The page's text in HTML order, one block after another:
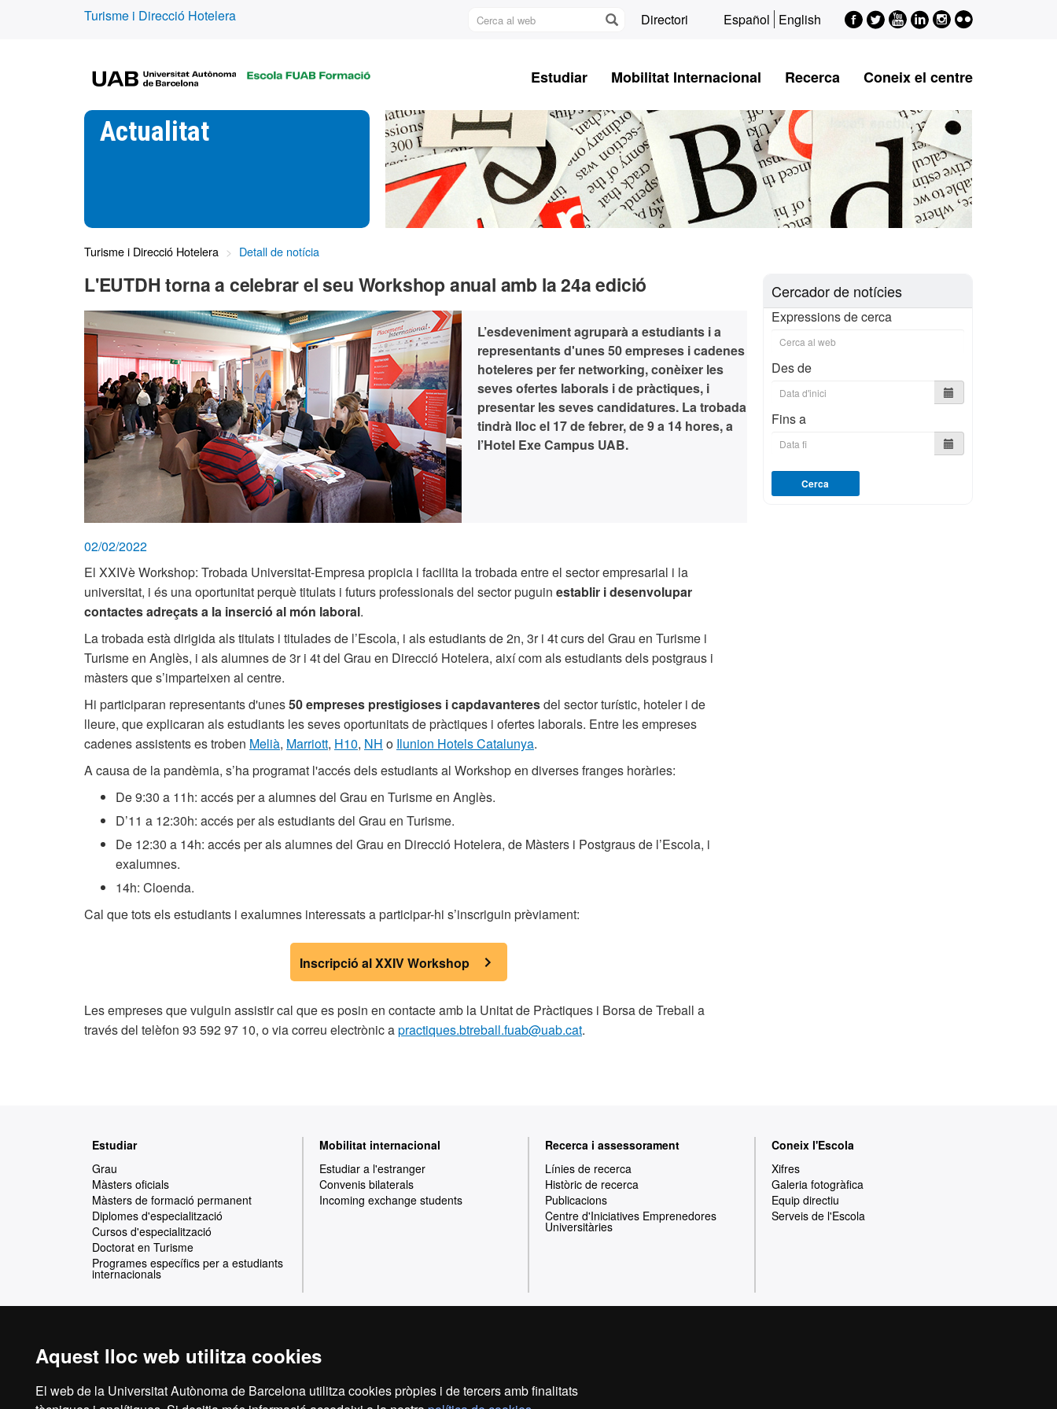
Aquest lloc web utilitza cookies
El web de la Universitat Autònoma de Barcelona utilitza cookies pròpies i de tercers amb finalitats
Turisme i Direcció Hotelera
Cerca
Directori Español English Facebook
Twitter
Youtube
LinkedIn
Instagram
Flickr
B
Estudiar Mobilitat Internacional Recerca Coneix el centre
Actualitat
Turisme i Direcció Hotelera Detall de notícia
L'EUTDH torna a celebrar el seu Workshop anual amb la 24a edició
L’esdeveniment agruparà a estudiants i a
representants d'unes 50 empreses i cadenes
hoteleres per fer networking, conèixer les
seves ofertes laborals i de pràctiques, i
presentar les seves candidatures. La trobada
tindrà lloc el 17 de febrer, de 9 a 14 hores, a
l’Hotel Exe Campus UAB.
02/02/2022
El XXIVè Workshop: Trobada Universitat-Empresa propicia i facilita la trobada entre el sector empresarial i la
universitat, i és una oportunitat perquè titulats i futurs professionals del sector puguin establir i desenvolupar
contactes adreçats a la inserció al món laboral.
La trobada està dirigida als titulats i titulades de l’Escola, i als estudiants de 2n, 3r i 4t curs del Grau en Turisme i
Turisme en Anglès, i als alumnes de 3r i 4t del Grau en Direcció Hotelera, així com als estudiants dels postgraus i
màsters que s’imparteixen al centre.
Hi participaran representants d'unes50 empreses prestigioses i capdavanteresdel sector turístic, hoteler i de
lleure, que explicaran als estudiants les seves oportunitats de pràctiques i ofertes laborals. Entre les empreses
cadenes assistents es troben Melià, Marriott, H10, NH o Ilunion Hotels Catalunya.
A causa de la pandèmia, s’ha programat l'accés dels estudiants al Workshop en diverses franges horàries:
De 9:30 a 11h: accés per a alumnes del Grau en Turisme en Anglès.
D’11 a 12:30h: accés per als estudiants del Grau en Turisme.
De 12:30 a 14h: accés per als alumnes del Grau en Direcció Hotelera, de Màsters i Postgraus de l’Escola, i
exalumnes.
14h: Cloenda.
Cal que tots els estudiants i exalumnes interessats a participar-hi s’inscriguin prèviament:
Inscripció al XXIV Workshop
Les empreses que vulguin assistir cal que es posin en contacte amb la Unitat de Pràctiques i Borsa de Treball a
través del telèfon 93 592 97 10, o via correu electrònic apractiques.btreball.fuab@uab.cat.
Cercador de notícies
Expressions de cerca
Des de
Fins a
Cerca
Estudiar
Grau
Màsters oficials
Màsters de formació permanent
Diplomes d'especialització
Cursos d'especialització
Doctorat en Turisme
Programes específics per a estudiants
internacionals
Mobilitat internacional
Estudiar a l'estranger
Convenis bilaterals
Incoming exchange students
Recerca i assessorament
Línies de recerca
Històric de recerca
Publicacions
Centre d'Iniciatives Emprenedores
Universitàries
Coneix l'Escola
Xifres
Galeria fotogràfica
Equip directiu
Serveis de l'Escola
Reconeixement internacional de l'excel·lència
Som una universitat capdavantera que imparteix una docència de qualitat, diversificada, multidisciplinària